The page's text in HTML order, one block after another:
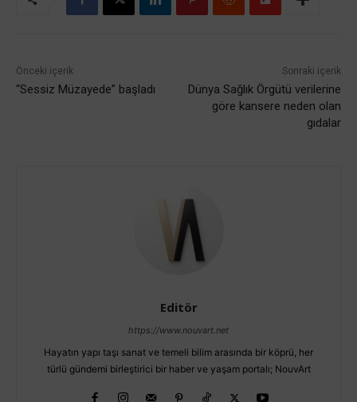
Önceki içerik
“Sessiz Müzayede” başladı
Sonraki içerik
Dünya Sağlık Örgütü verilerine
göre kansere neden olan
gıdalar
Editör
https://www.nouvart.net
Hayatın yapı taşı sanat ve temeli bilim arasında bir köprü, her
türlü gündemi birleştirici bir haber ve yaşam portalı; NouvArt